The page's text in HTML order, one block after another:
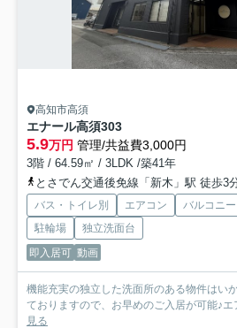
高知市高須
エナール高須303
5.9万円 管理/共益費3,000円
3階 / 64.59㎡ / 3LDK /築41年
とさでん交通後免線「新木」駅 徒歩3
バス・トイレ別 エアコン バルコニー
駐輪場
独立洗面台
即入居可 動画
機能充実の独立した洗面所のある物件はい
ておりますので、お早めのご入居が可能♪エ
見る